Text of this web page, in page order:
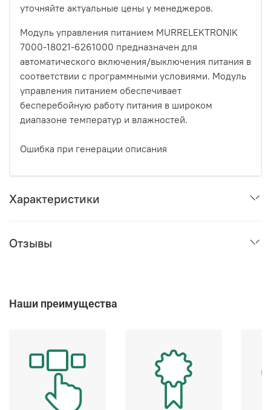
уточняйте актуальные цены у менеджеров.
Модуль управления питанием MURRELEKTRONIK
7000-18021-6261000 предназначен для
автоматического включения/выключения питания в
соответствии с программными условиями. Модуль
управления питанием обеспечивает
бесперебойную работу питания в широком
диапазоне температур и влажностей.
Ошибка при генерации описания
Характеристики
Отзывы
Наши преимущества